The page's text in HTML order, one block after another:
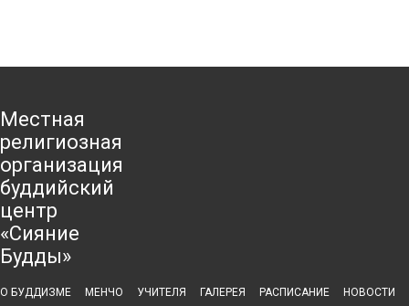
Местная
религиозная
организация
буддийский
центр
«Сияние
Будды»
О БУДДИЗМЕ МЕНЧО УЧИТЕЛЯ ГАЛЕРЕЯ РАСПИСАНИЕ
НОВОСТИ